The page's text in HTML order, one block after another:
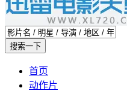
首页
动作片